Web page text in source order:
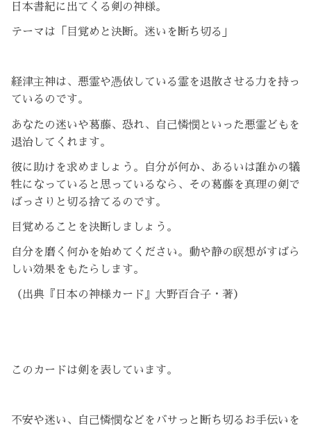
日本書紀に出てくる剣の神様。
テーマは「目覚めと決断。迷いを断ち切る」
経津主神は、悪霊や憑依している霊を退散させる力を持っ
ているのです。
あなたの迷いや葛藤、恐れ、自己憐憫といった悪霊どもを
退治してくれます。
彼に助けを求めましょう。自分が何か、あるいは誰かの犠
牲になっていると思っているなら、その葛藤を真理の剣で
ばっさりと切る捨てるのです。
目覚めることを決断しましょう。
自分を磨く何かを始めてください。動や静の瞑想がすばら
しい効果をもたらします。
（出典『日本の神様カード』大野百合子・著）
このカードは剣を表しています。
不安や迷い、自己憐憫などをバサっと断ち切るお手伝いを